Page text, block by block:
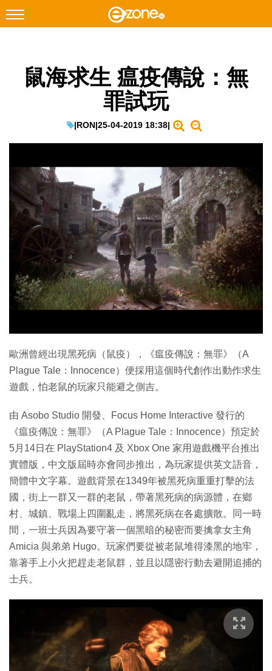
Facebook Instagram
遊戲動漫
教學評測
EduTech
IT Times
生成式AI與雲端應用
Enterprise Digital Transformation
特集
鼠海求生 瘟疫傳說：無
罪試玩
|RON|25-04-2019 18:38|
歐洲曾經出現黑死病（鼠疫），《瘟疫傳說：無罪》（A
Plague Tale：Innocence）便採用這個時代創作出動作求生
遊戲，怕老鼠的玩家只能避之側吉。
由 Asobo Studio 開發、Focus Home Interactive 發行的
《瘟疫傳說：無罪》（A Plague Tale：Innocence）預定於
5月14日在 PlayStation4 及 Xbox One 家用遊戲機平台推出
實體版，中文版屆時亦會同步推出，為玩家提供英文語音，
簡體中文字幕。遊戲背景在1349年被黑死病重重打擊的法
國，街上一群又一群的老鼠，帶著黑死病的病源體，在鄉
村、城鎮、戰場上四圍亂走，將黑死病在各處擴散。同一時
間，一班士兵因為要守著一個黑暗的秘密而要擒拿女主角
Amicia 與弟弟 Hugo。玩家們要從被老鼠堆得漆黑的地牢，
靠著手上小火把趕走老鼠群，並且以隱密行動去避開追捕的
士兵。